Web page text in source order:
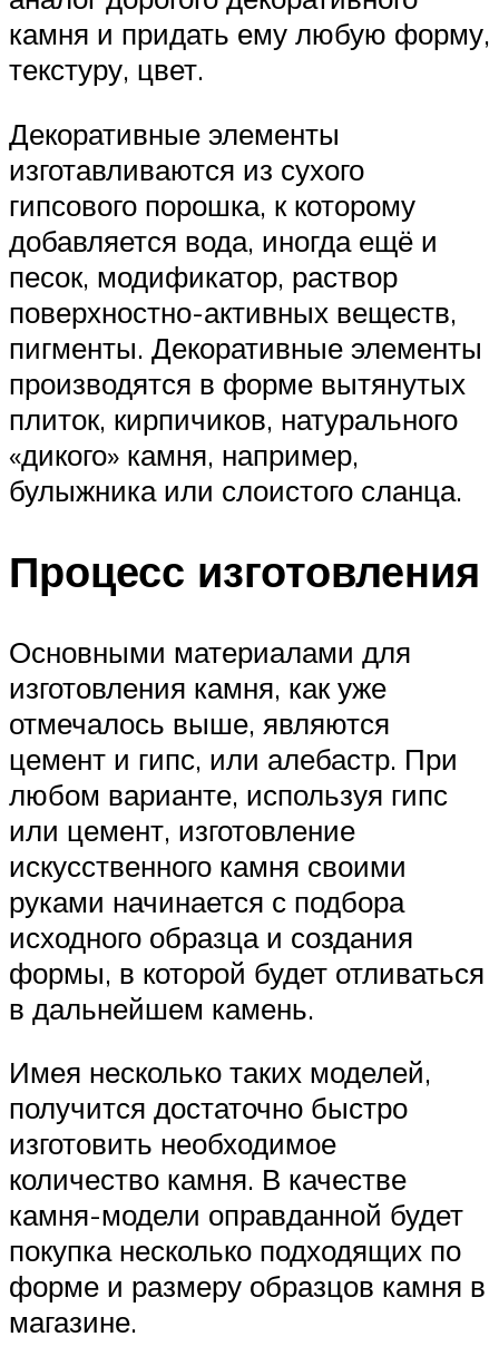
камня и придать ему любую форму,
текстуру, цвет.
Декоративные элементы
изготавливаются из сухого
гипсового порошка, к которому
добавляется вода, иногда ещё и
песок, модификатор, раствор
поверхностно-активных веществ,
пигменты. Декоративные элементы
производятся в форме вытянутых
плиток, кирпичиков, натурального
«дикого» камня, например,
булыжника или слоистого сланца.
Процесс изготовления
Основными материалами для
изготовления камня, как уже
отмечалось выше, являются
цемент и гипс, или алебастр. При
любом варианте, используя гипс
или цемент, изготовление
искусственного камня своими
руками начинается с подбора
исходного образца и создания
формы, в которой будет отливаться
в дальнейшем камень.
Имея несколько таких моделей,
получится достаточно быстро
изготовить необходимое
количество камня. В качестве
камня-модели оправданной будет
покупка несколько подходящих по
форме и размеру образцов камня в
магазине.